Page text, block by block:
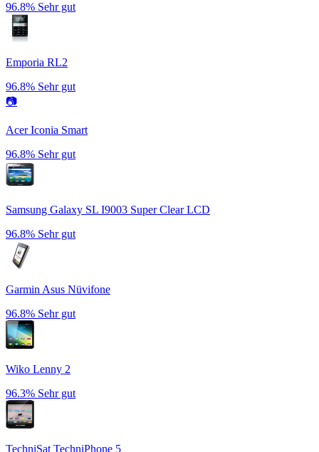
96.8% Sehr gut
Emporia RL2
96.8% Sehr gut
📷
Acer Iconia Smart
96.8% Sehr gut
Samsung Galaxy SL I9003 Super Clear LCD
96.8% Sehr gut
Garmin Asus Nüvifone
96.8% Sehr gut
Wiko Lenny 2
96.3% Sehr gut
TechniSat TechniPhone 5